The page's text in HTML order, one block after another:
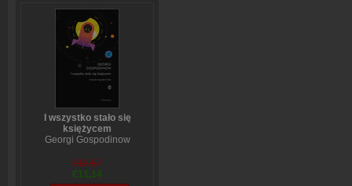
I wszystko stało się
księżycem
Georgi Gospodinow
€13,87
€11,14